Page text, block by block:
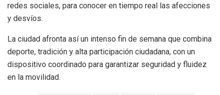
redes sociales, para conocer en tiempo real las afecciones
y desvíos.
La ciudad afronta así un intenso fin de semana que combina
deporte, tradición y alta participación ciudadana, con un
dispositivo coordinado para garantizar seguridad y fluidez
en la movilidad.